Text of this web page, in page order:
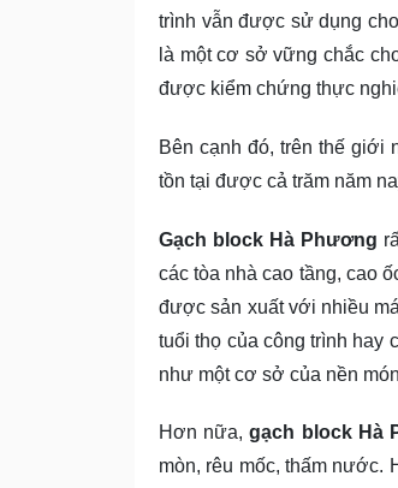
trình vẫn được sử dụng
là một cơ sở vững chắc
được kiểm chứng thực
Bên cạnh đó, trên thế giới
tồn tại được cả trăm năm
Gạch block Hà Phương
các tòa nhà cao tầng, cao
được sản xuất với nhiều
tuổi thọ của công trình hay
như một cơ sở của nền
Hơn nữa, gạch block Hà
mòn, rêu mốc, thấm nước.